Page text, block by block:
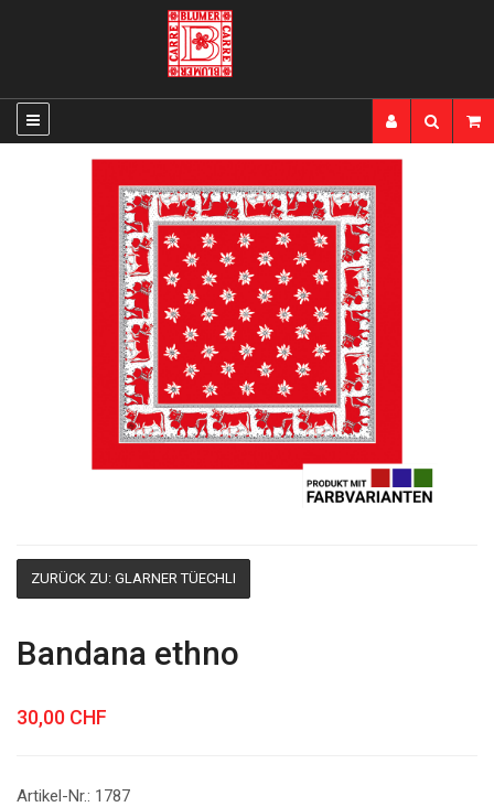
ZURÜCK ZU: GLARNER TÜECHLI
Bandana ethno
30,00 CHF
Artikel-Nr.: 1787